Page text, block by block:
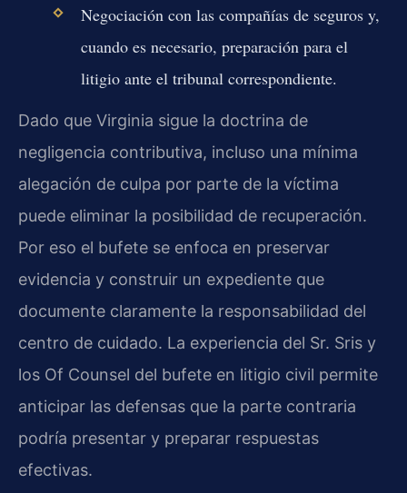
Negociación con las compañías de seguros y,
cuando es necesario, preparación para el
litigio ante el tribunal correspondiente.
Dado que Virginia sigue la doctrina de
negligencia contributiva, incluso una mínima
alegación de culpa por parte de la víctima
puede eliminar la posibilidad de recuperación.
Por eso el bufete se enfoca en preservar
evidencia y construir un expediente que
documente claramente la responsabilidad del
centro de cuidado. La experiencia del Sr. Sris y
los Of Counsel del bufete en litigio civil permite
anticipar las defensas que la parte contraria
podría presentar y preparar respuestas
efectivas.